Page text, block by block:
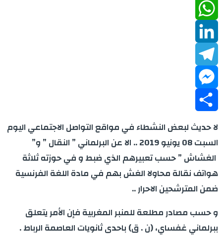
Email
WhatsApp
LinkedIn
Telegram
Messenger
Share
لا حديث لبعض النشطاء في مواقع التواصل الاجتماعي اليوم
السبت 08 يونيو 2019 .. الا عن البرلماني ” النقال ” و”
الغشاش ” حسب تعبيرهم الذي ضبط و في حوزته ثلاثة
هواتف نقالة محاولا الغش بهم في مادة اللغة الفرنسية
ضمن المترشحين الاحرار ..
و حسب مصادر مطلعة للمنبر المغربية فإن الأمر يتعلق
ببرلماني غفساي، (ن . ق) باحدى ثانويات العاصمة الرباط .